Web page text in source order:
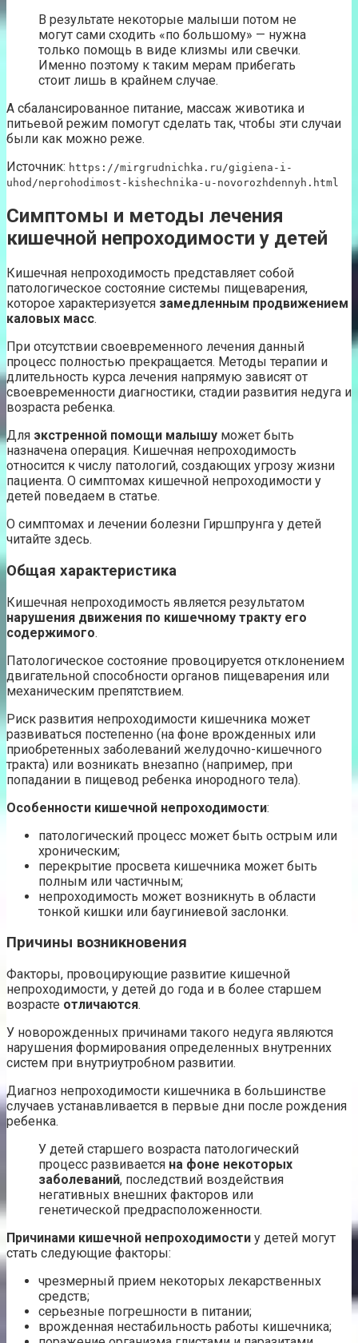
В результате некоторые малыши потом не
могут сами сходить «по большому» — нужна
только помощь в виде клизмы или свечки.
Именно поэтому к таким мерам прибегать
стоит лишь в крайнем случае.
А сбалансированное питание, массаж животика и
питьевой режим помогут сделать так, чтобы эти случаи
были как можно реже.
Источник: https://mirgrudnichka.ru/gigiena-i-
uhod/neprohodimost-kishechnika-u-novorozhdennyh.html
Симптомы и методы лечения
кишечной непроходимости у детей
Кишечная непроходимость представляет собой
патологическое состояние системы пищеварения,
которое характеризуется замедленным продвижением
каловых масс.
При отсутствии своевременного лечения данный
процесс полностью прекращается. Методы терапии и
длительность курса лечения напрямую зависят от
своевременности диагностики, стадии развития недуга и
возраста ребенка.
Для экстренной помощи малышу может быть
назначена операция. Кишечная непроходимость
относится к числу патологий, создающих угрозу жизни
пациента. О симптомах кишечной непроходимости у
детей поведаем в статье.
О симптомах и лечении болезни Гиршпрунга у детей
читайте здесь.
Общая характеристика
Кишечная непроходимость является результатом
нарушения движения по кишечному тракту его
содержимого.
Патологическое состояние провоцируется отклонением
двигательной способности органов пищеварения или
механическим препятствием.
Риск развития непроходимости кишечника может
развиваться постепенно (на фоне врожденных или
приобретенных заболеваний желудочно-кишечного
тракта) или возникать внезапно (например, при
попадании в пищевод ребенка инородного тела).
Особенности кишечной непроходимости:
патологический процесс может быть острым или
хроническим;
перекрытие просвета кишечника может быть
полным или частичным;
непроходимость может возникнуть в области
тонкой кишки или баугиниевой заслонки.
Причины возникновения
Факторы, провоцирующие развитие кишечной
непроходимости, у детей до года и в более старшем
возрасте отличаются.
У новорожденных причинами такого недуга являются
нарушения формирования определенных внутренних
систем при внутриутробном развитии.
Диагноз непроходимости кишечника в большинстве
случаев устанавливается в первые дни после рождения
ребенка.
У детей старшего возраста патологический
процесс развивается на фоне некоторых
заболеваний, последствий воздействия
негативных внешних факторов или
генетической предрасположенности.
Причинами кишечной непроходимости у детей могут
стать следующие факторы:
чрезмерный прием некоторых лекарственных
средств;
серьезные погрешности в питании;
врожденная нестабильность работы кишечника;